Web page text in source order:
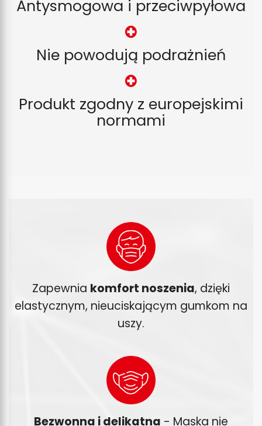
Antysmogowa i przeciwpyłowa
Nie powodują podrażnień
Produkt zgodny z europejskimi
normami
Zapewnia komfort noszenia, dzięki
elastycznym, nieuciskającym gumkom na
uszy.
Bezwonna i delikatna - Maska nie